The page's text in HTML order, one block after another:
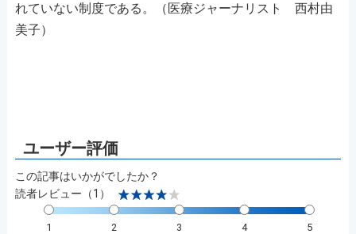
れていない制度である。（医療ジャーナリスト 西村由
美子）
この記事はいかがでしたか？
読者レビュー（1）
1 2 3 4
5